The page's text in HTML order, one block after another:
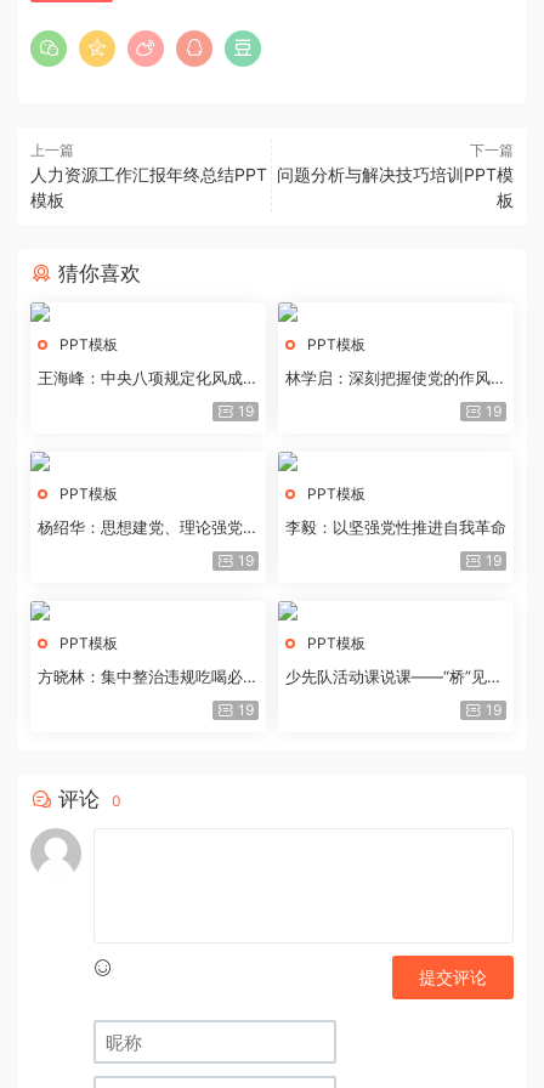
上一篇
人力资源工作汇报年终总结PPT
模板
下一篇
问题分析与解决技巧培训PPT模
板
猜你喜欢
PPT模板
王海峰：中央八项规定化风成俗
19
PPT模板
林学启：深刻把握使党的作风全
19
PPT模板
杨绍华：思想建党、理论强党的
19
PPT模板
李毅：以坚强党性推进自我革命
19
PPT模板
方晓林：集中整治违规吃喝必须
19
PPT模板
少先队活动课说课——“桥”见中
19
评论 0
提交评论